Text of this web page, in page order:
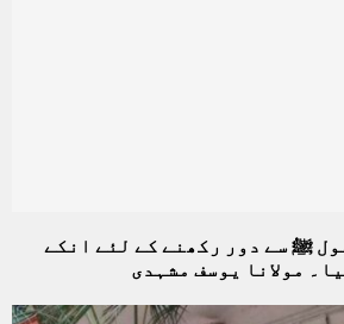
ﷺ سے دور رکھنے کے لئے انکے
مولانا یوسف مشہدی